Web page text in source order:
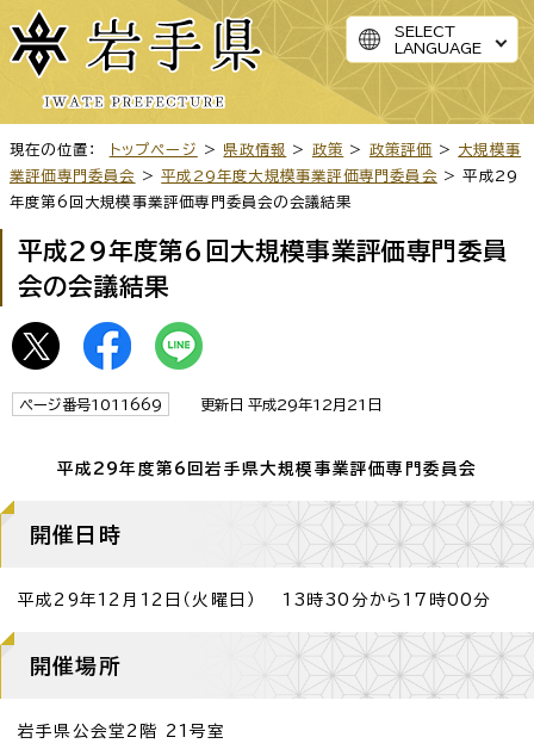
SELECT
LANGUAGE
現在の位置： トップページ > 県政情報 > 政策 > 政策評価 > 大規模事
業評価専門委員会
>平成29年度大規模事業評価専門委員会 > 平成29
年度第6回大規模事業評価専門委員会の会議結果
平成29年度第6回大規模事業評価専門委員
会の会議結果
ページ番号1011669 更新日 平成29年12月21日
平成29年度第6回岩手県大規模事業評価専門委員会
開催日時
平成29年12月12日（火曜日） 13時30分から17時00分
開催場所
岩手県公会堂2階 21号室